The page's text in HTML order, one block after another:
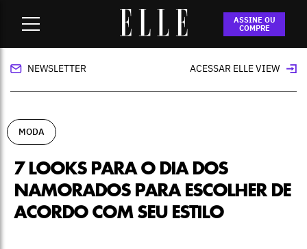
ASSINE OU
COMPRE
7 looks para o Dia dos Namorados para
escolher de acordo com seu estilo
NEWSLETTER ACESSAR ELLE VIEW
MODA
7 LOOKS PARA O DIA DOS
NAMORADOS PARA ESCOLHER DE
ACORDO COM SEU ESTILO